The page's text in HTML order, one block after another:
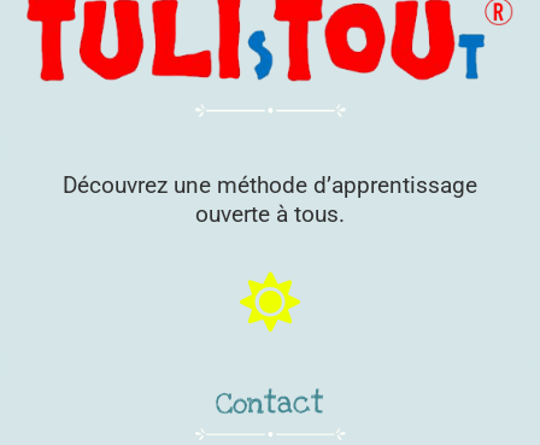
Découvrez une méthode d’apprentissage
ouverte à tous.
Contact